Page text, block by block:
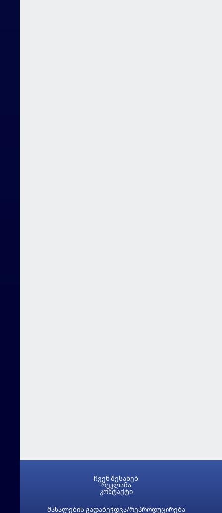
მასალების გადაბეჭდვა/რეპროდუცირება
ჩვენ შესახებ
რეკლამა
კონტაქტი